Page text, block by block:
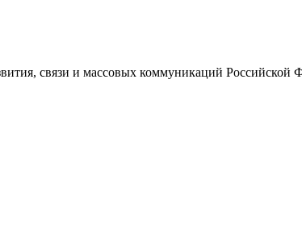
связи и массовых коммуникаций Российской